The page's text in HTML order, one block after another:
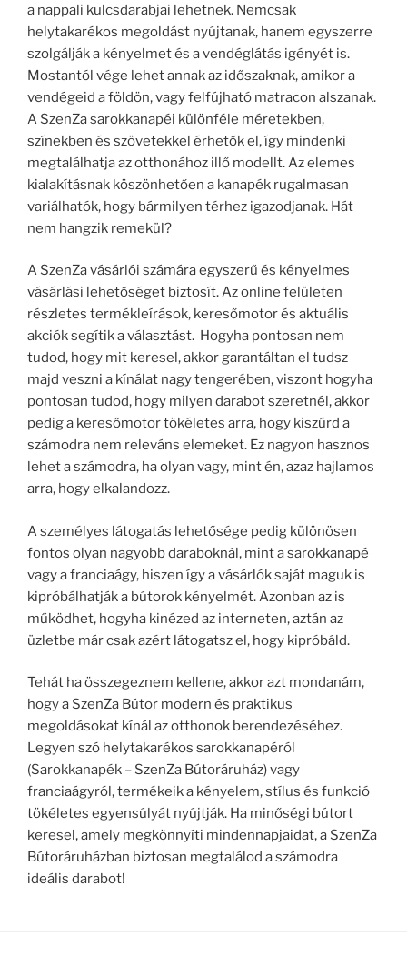
a nappali kulcsdarabjai lehetnek. Nemcsak
helytakarékos megoldást nyújtanak, hanem egyszerre
szolgálják a kényelmet és a vendéglátás igényét is.
Mostantól vége lehet annak az időszaknak, amikor a
vendégeid a földön, vagy felfújható matracon alszanak.
A SzenZa sarokkanapéi különféle méretekben,
színekben és szövetekkel érhetők el, így mindenki
megtalálhatja az otthonához illő modellt. Az elemes
kialakításnak köszönhetően a kanapék rugalmasan
variálhatók, hogy bármilyen térhez igazodjanak. Hát
nem hangzik remekül?
A SzenZa vásárlói számára egyszerű és kényelmes
vásárlási lehetőséget biztosít. Az online felületen
részletes termékleírások, keresőmotor és aktuális
akciók segítik a választást. Hogyha pontosan nem
tudod, hogy mit keresel, akkor garantáltan el tudsz
majd veszni a kínálat nagy tengerében, viszont hogyha
pontosan tudod, hogy milyen darabot szeretnél, akkor
pedig a keresőmotor tökéletes arra, hogy kiszűrd a
számodra nem releváns elemeket. Ez nagyon hasznos
lehet a számodra, ha olyan vagy, mint én, azaz hajlamos
arra, hogy elkalandozz.
A személyes látogatás lehetősége pedig különösen
fontos olyan nagyobb daraboknál, mint a sarokkanapé
vagy a franciaágy, hiszen így a vásárlók saját maguk is
kipróbálhatják a bútorok kényelmét. Azonban az is
működhet, hogyha kinézed az interneten, aztán az
üzletbe már csak azért látogatsz el, hogy kipróbáld.
Tehát ha összegeznem kellene, akkor azt mondanám,
hogy a SzenZa Bútor modern és praktikus
megoldásokat kínál az otthonok berendezéséhez.
Legyen szó helytakarékos sarokkanapéról
(Sarokkanapék – SzenZa Bútoráruház) vagy
franciaágyról, termékeik a kényelem, stílus és funkció
tökéletes egyensúlyát nyújtják. Ha minőségi bútort
keresel, amely megkönnyíti mindennapjaidat, a SzenZa
Bútoráruházban biztosan megtalálod a számodra
ideális darabot!